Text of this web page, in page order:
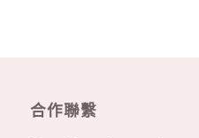
合作聯繫